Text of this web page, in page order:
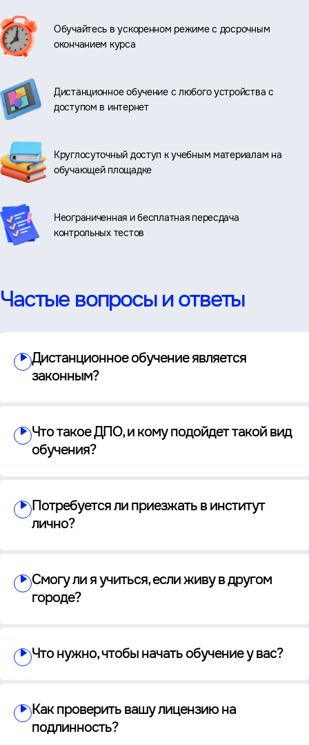
Обучайтесь в ускоренном режиме с досрочным
окончанием курса
Дистанционное обучение с любого устройства с
доступом в интернет
Круглосуточный доступ к учебным материалам на
обучающей площадке
Неограниченная и бесплатная пересдача
контрольных тестов
Частые вопросы и ответы
Дистанционное обучение является
законным?
Что такое ДПО, и кому подойдет такой вид
обучения?
Потребуется ли приезжать в институт
лично?
Смогу ли я учиться, если живу в другом
городе?
Что нужно, чтобы начать обучение у вас?
Как проверить вашу лицензию на
подлинность?